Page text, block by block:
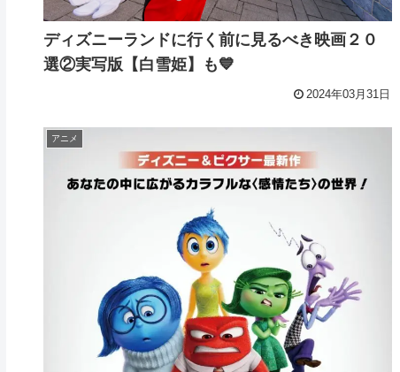
ディズニーランドに行く前に見るべき映画２０
選②実写版【白雪姫】も💙
2024年03月31日
アニメ